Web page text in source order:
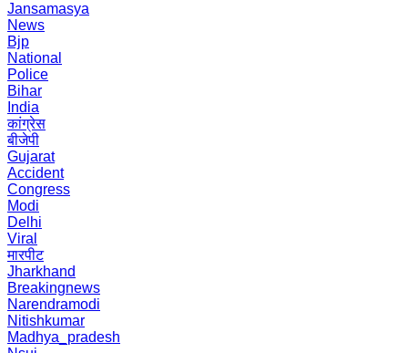
Jansamasya
News
Bjp
National
Police
Bihar
India
कांग्रेस
बीजेपी
Gujarat
Accident
Congress
Modi
Delhi
Viral
मारपीट
Jharkhand
Breakingnews
Narendramodi
Nitishkumar
Madhya_pradesh